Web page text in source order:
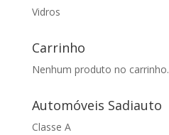
Vidros
Carrinho
Nenhum produto no carrinho.
Automóveis Sadiauto
Classe A